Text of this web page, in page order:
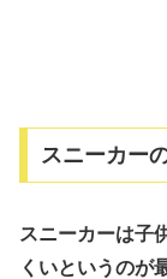
スニーカー
スニーカーは子
くいというのが